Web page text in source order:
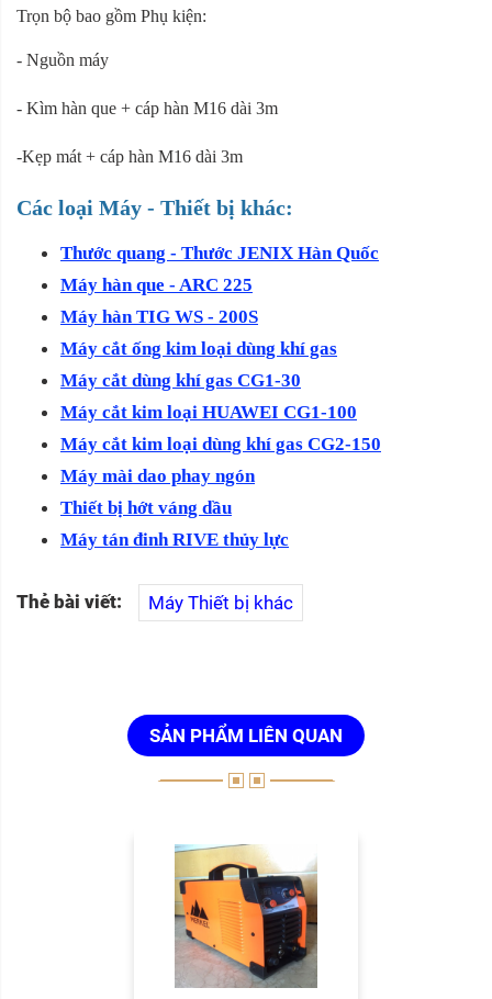
Trọn bộ bao gồm Phụ kiện:
- Nguồn máy
- Kìm hàn que + cáp hàn M16 dài 3m
-Kẹp mát + cáp hàn M16 dài 3m
Các loại Máy - Thiết bị khác:
Thước quang - Thước JENIX Hàn Quốc
Máy hàn que - ARC 225
Máy hàn TIG WS - 200S
Máy cắt ống kim loại dùng khí gas
Máy cắt dùng khí gas CG1-30
Máy cắt kim loại HUAWEI CG1-100
Máy cắt kim loại dùng khí gas CG2-150
Máy mài dao phay ngón
Thiết bị hớt váng dầu
Máy tán đinh RIVE thủy lực
Thẻ bài viết: Máy Thiết bị khác
SẢN PHẨM LIÊN QUAN